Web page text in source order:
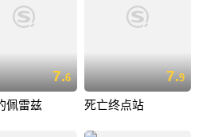
7.6
佩雷兹
7.9
死亡终点站